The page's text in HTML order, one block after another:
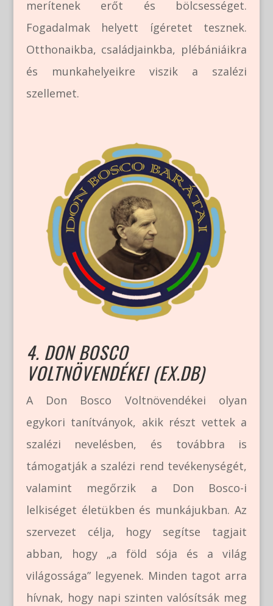
merítenek erőt és bölcsességet.
Fogadalmak helyett ígéretet tesznek.
Otthonaikba, családjainkba, plébániáikra
és munkahelyeikre viszik a szalézi
szellemet.
4. DON BOSCO
VOLTNÖVENDÉKEI (EX.DB)
A Don Bosco Voltnövendékei olyan
egykori tanítványok, akik részt vettek a
szalézi nevelésben, és továbbra is
támogatják a szalézi rend tevékenységét,
valamint megőrzik a Don Bosco-i
lelkiséget életükben és munkájukban​. Az
szervezet célja, hogy segítse tagjait
abban, hogy „a föld sója és a világ
világossága” legyenek. Minden tagot arra
hívnak, hogy napi szinten valósítsák meg